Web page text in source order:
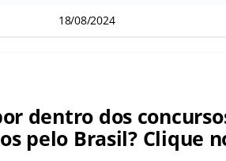
18/08/2024
dentro dos
pelo Brasil? Clique